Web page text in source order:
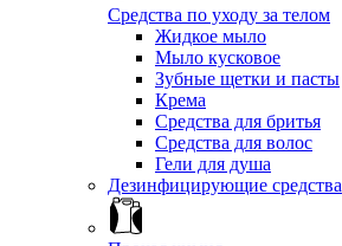
Средства по уходу за телом
Жидкое мыло
Мыло кусковое
Зубные щетки и пасты
Крема
Средства для бритья
Средства для волос
Гели для душа
Дезинфицирующие средства